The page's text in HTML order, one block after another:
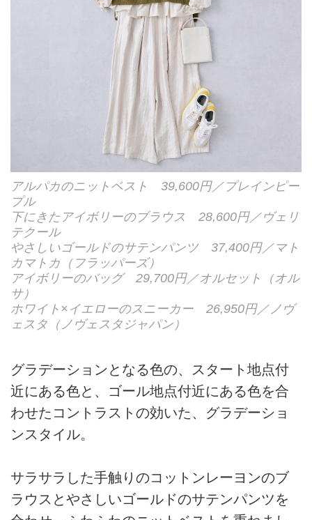
アルパカのニットベスト 39,600円／プレインピー
プル
下にきたアイボリーのブラウス 28,600円／ヴェリ
テクール
やさしいゴールドのサテンパンツ 37,400円／マト
カマトカ（フラッパーズ）
アイボリーのバッグ 29,700円／オルセット（オル
サ）
ホワイト×イエローのスニーカー 26,950円／ノヴ
ェスタ（ノヴェスタジャパン）
グラデーションとなる色の、スタート地点付
近にある色と、ゴール地点付近にある色を合
わせたコントラストの効いた、グラデーショ
ンスタイル。
サラサラした手触りのコットンレーヨンのブ
ラウスとやさしいゴールドのサテンパンツを